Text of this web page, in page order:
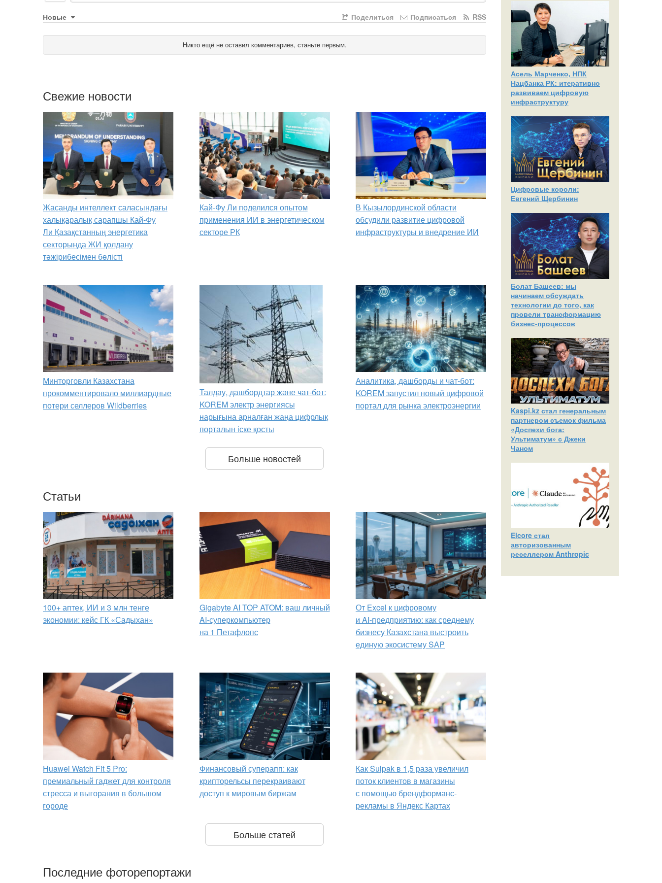
Новые RSS
Подписаться
Поделиться
Никто ещё не оставил комментариев, станьте первым.
Свежие новости
Жасанды интеллект саласындағы
халықаралық сарапшы Кай-Фу
Ли Қазақстанның энергетика
секторында ЖИ қолдану
тәжірибесімен бөлісті
Кай-Фу Ли поделился опытом
применения ИИ в энергетическом
секторе РК
В Кызылординской области
обсудили развитие цифровой
инфраструктуры и внедрение ИИ
Минторговли Казахстана
прокомментировало миллиардные
потери селлеров Wildberries
Талдау, дашбордтар және чат-бот:
KOREM электр энергиясы
нарығына арналған жаңа цифрлық
порталын іске қосты
Аналитика, дашборды и чат-бот:
KOREM запустил новый цифровой
портал для рынка электроэнергии
Больше новостей
Статьи
100+ аптек, ИИ и 3 млн тенге
экономии: кейс ГК «Садыхан»
Gigabyte AI TOP ATOM: ваш личный
AI-суперкомпьютер
на 1 Петафлопс
От Excel к цифровому
и AI‑предприятию: как среднему
бизнесу Казахстана выстроить
единую экосистему SAP
Huawei Watch Fit 5 Pro:
премиальный гаджет для контроля
стресса и выгорания в большом
городе
Финансовый суперапп: как
крипторельсы перекраивают
доступ к мировым биржам
Как Sulpak в 1,5 раза увеличил
поток клиентов в магазины
с помощью брендформанс-
рекламы в Яндекс Картах
Больше статей
Последние фоторепортажи
Асель Марченко, НПК
Нацбанка РК: итеративно
развиваем цифровую
инфраструктуру
Цифровые короли:
Евгений Щербинин
Болат Башеев: мы
начинаем обсуждать
технологии до того, как
провели трансформацию
бизнес-процессов
Kaspi.kz стал генеральным
партнером съемок фильма
«Доспехи бога:
Ультиматум» с Джеки
Чаном
Elcore стал
авторизованным
реселлером Anthropic